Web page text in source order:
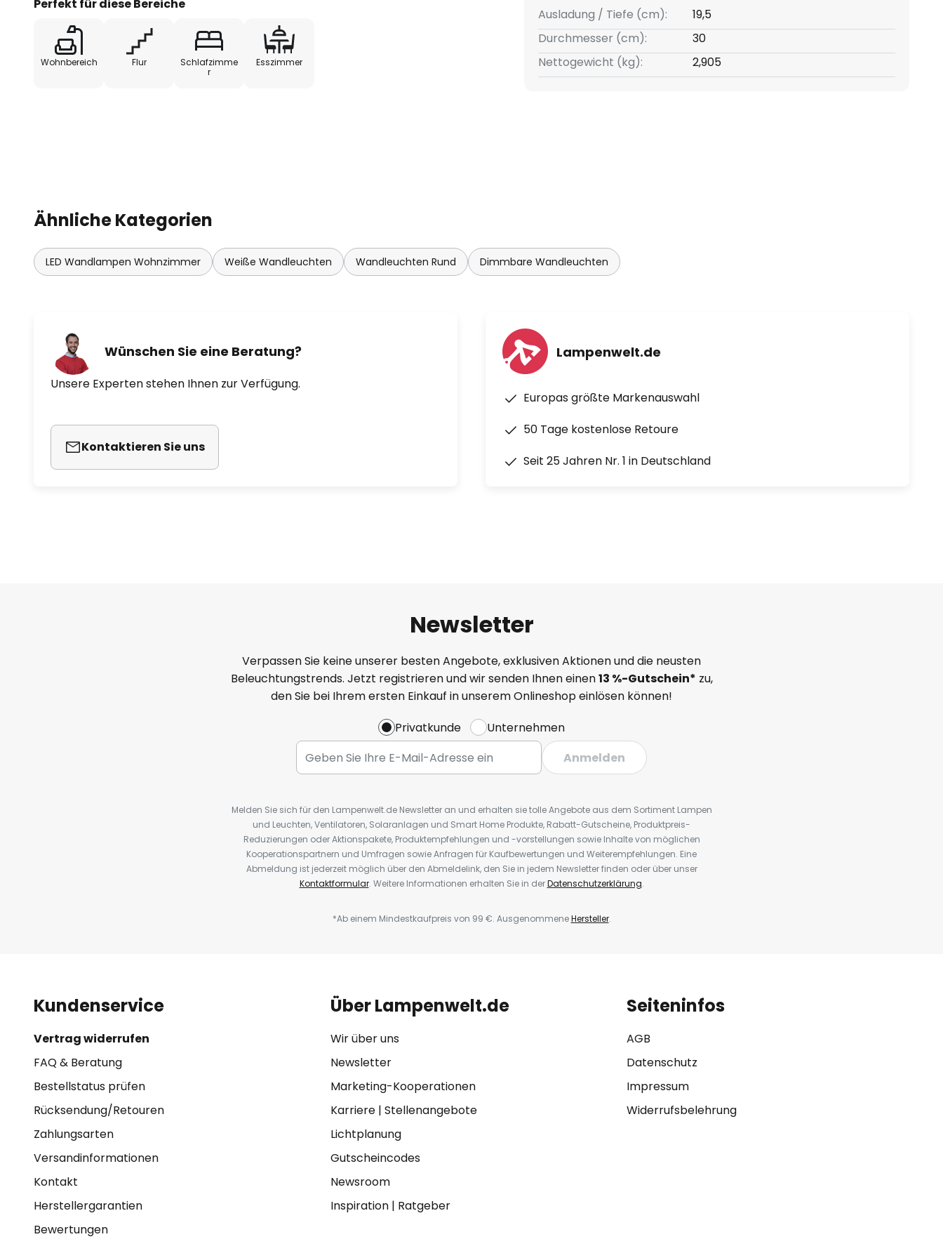
Perfekt für diese Bereiche
Wohnbereich Flur
Schlafzimme
r
Esszimmer
Ausladung / Tiefe (cm):
19,5
Durchmesser (cm):
30
Nettogewicht (kg):
2,905
Ähnliche Kategorien
LED Wandlampen Wohnzimmer Weiße Wandleuchten Wandleuchten Rund Dimmbare Wandleuchten
Wünschen Sie eine Beratung?
Unsere Experten stehen Ihnen zur Verfügung.
Kontaktieren Sie uns
Lampenwelt.de
Europas größte Markenauswahl
50 Tage kostenlose Retoure
Seit 25 Jahren Nr. 1 in Deutschland
Newsletter
Verpassen Sie keine unserer besten Angebote, exklusiven Aktionen und die neusten
Beleuchtungstrends. Jetzt registrieren und wir senden Ihnen einen13 %-Gutschein* zu,
den Sie bei Ihrem ersten Einkauf in unserem Onlineshop einlösen können!
Privatkunde
Unternehmen
Anmelden
Melden Sie sich für den Lampenwelt.de Newsletter an und erhalten sie tolle Angebote aus dem Sortiment Lampen
und Leuchten, Ventilatoren, Solaranlagen und Smart Home Produkte, Rabatt-Gutscheine, Produktpreis-
Reduzierungen oder Aktionspakete, Produktempfehlungen und -vorstellungen sowie Inhalte von möglichen
Kooperationspartnern und Umfragen sowie Anfragen für Kaufbewertungen und Weiterempfehlungen. Eine
Abmeldung ist jederzeit möglich über den Abmeldelink, den Sie in jedem Newsletter finden oder über unser
Kontaktformular. Weitere Informationen erhalten Sie in derDatenschutzerklärung.
*Ab einem Mindestkaufpreis von 99 €. AusgenommeneHersteller.
Kundenservice
Vertrag widerrufen
FAQ & Beratung
Bestellstatus prüfen
Rücksendung/Retouren
Zahlungsarten
Versandinformationen
Kontakt
Herstellergarantien
Bewertungen
Über Lampenwelt.de
Wir über uns
Newsletter
Marketing-Kooperationen
Karriere| Stellenangebote
Lichtplanung
Gutscheincodes
Newsroom
Inspiration| Ratgeber
Seiteninfos
AGB
Datenschutz
Impressum
Widerrufsbelehrung